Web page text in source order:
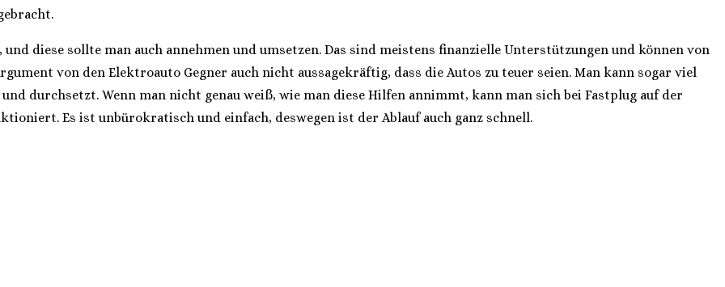
diese sollte man auch annehmen und umsetzen. Das sind meistens finanzielle Unterstützungen und können von
von den Elektroauto Gegner auch nicht aussagekräftig, dass die Autos zu teuer seien. Man kann sogar viel
durchsetzt. Wenn man nicht genau weiß, wie man diese Hilfen annimmt, kann man sich bei Fastplug auf der
Es ist unbürokratisch und einfach, deswegen ist der Ablauf auch ganz schnell.